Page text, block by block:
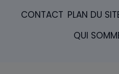
CONTACT PLAN DU
QUI